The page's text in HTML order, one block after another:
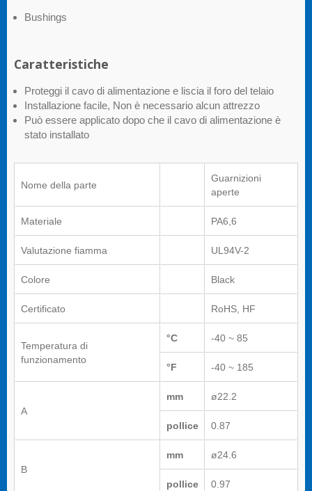
Bushings
Caratteristiche
Proteggi il cavo di alimentazione e liscia il foro del telaio
Installazione facile, Non è necessario alcun attrezzo
Può essere applicato dopo che il cavo di alimentazione è
stato installato
Nome della parte
Guarnizioni
aperte
Materiale PA6,6
Valutazione fiamma UL94V-2
Colore Black
Certificato RoHS, HF
Temperatura di
funzionamento
°C -40 ~ 85
°F -40 ~ 185
A
mm ø22.2
pollice 0.87
B
mm ø24.6
pollice 0.97